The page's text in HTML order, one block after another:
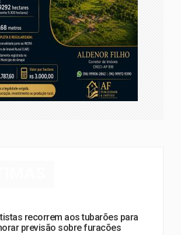
recorrem aos tubarões para
previsão sobre furacões